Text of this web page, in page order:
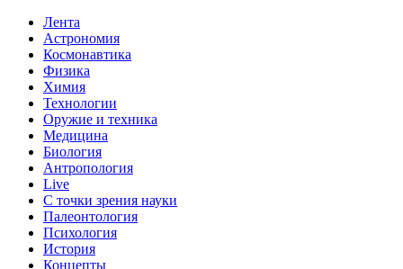
Лента
Астрономия
Космонавтика
Физика
Химия
Технологии
Оружие и техника
Медицина
Биология
Антропология
Live
С точки зрения науки
Палеонтология
Психология
История
Концепты